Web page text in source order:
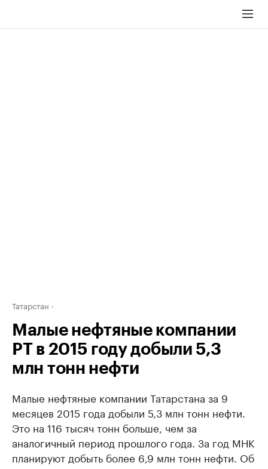
Татарстан
Малые нефтяные компании
РТ в 2015 году добыли 5,3
млн тонн нефти
Малые нефтяные компании Татарстана за 9
месяцев 2015 года добыли 5,3 млн тонн нефти.
Это на 116 тысяч тонн больше, чем за
аналогичный период прошлого года. За год МНК
планируют добыть более 6,9 млн тонн нефти. Об